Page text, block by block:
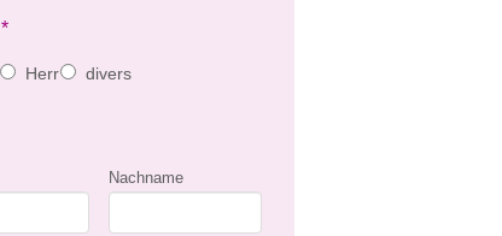
*
Herr divers
Nachname